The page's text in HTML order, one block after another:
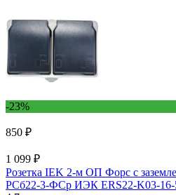
-23%
850 ₽
1 099 ₽
Розетка IEK 2-м ОП Форс с
РСб22-3-ФСр ИЭК ERS22-K03-16-